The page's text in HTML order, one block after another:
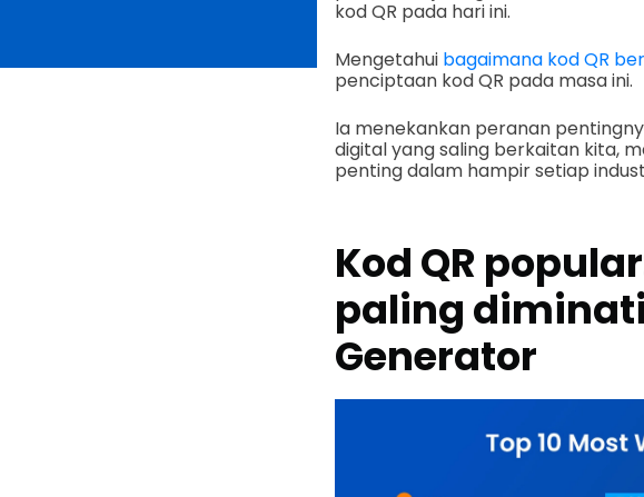
kod QR pada hari ini.
Mengetahui bagaimana kod QR
penciptaan kod QR pada masa ini.
Ia menekankan peranan
digital yang saling berkaitan kita,
penting dalam hampir setiap
Kod QR
paling diminati
Generator